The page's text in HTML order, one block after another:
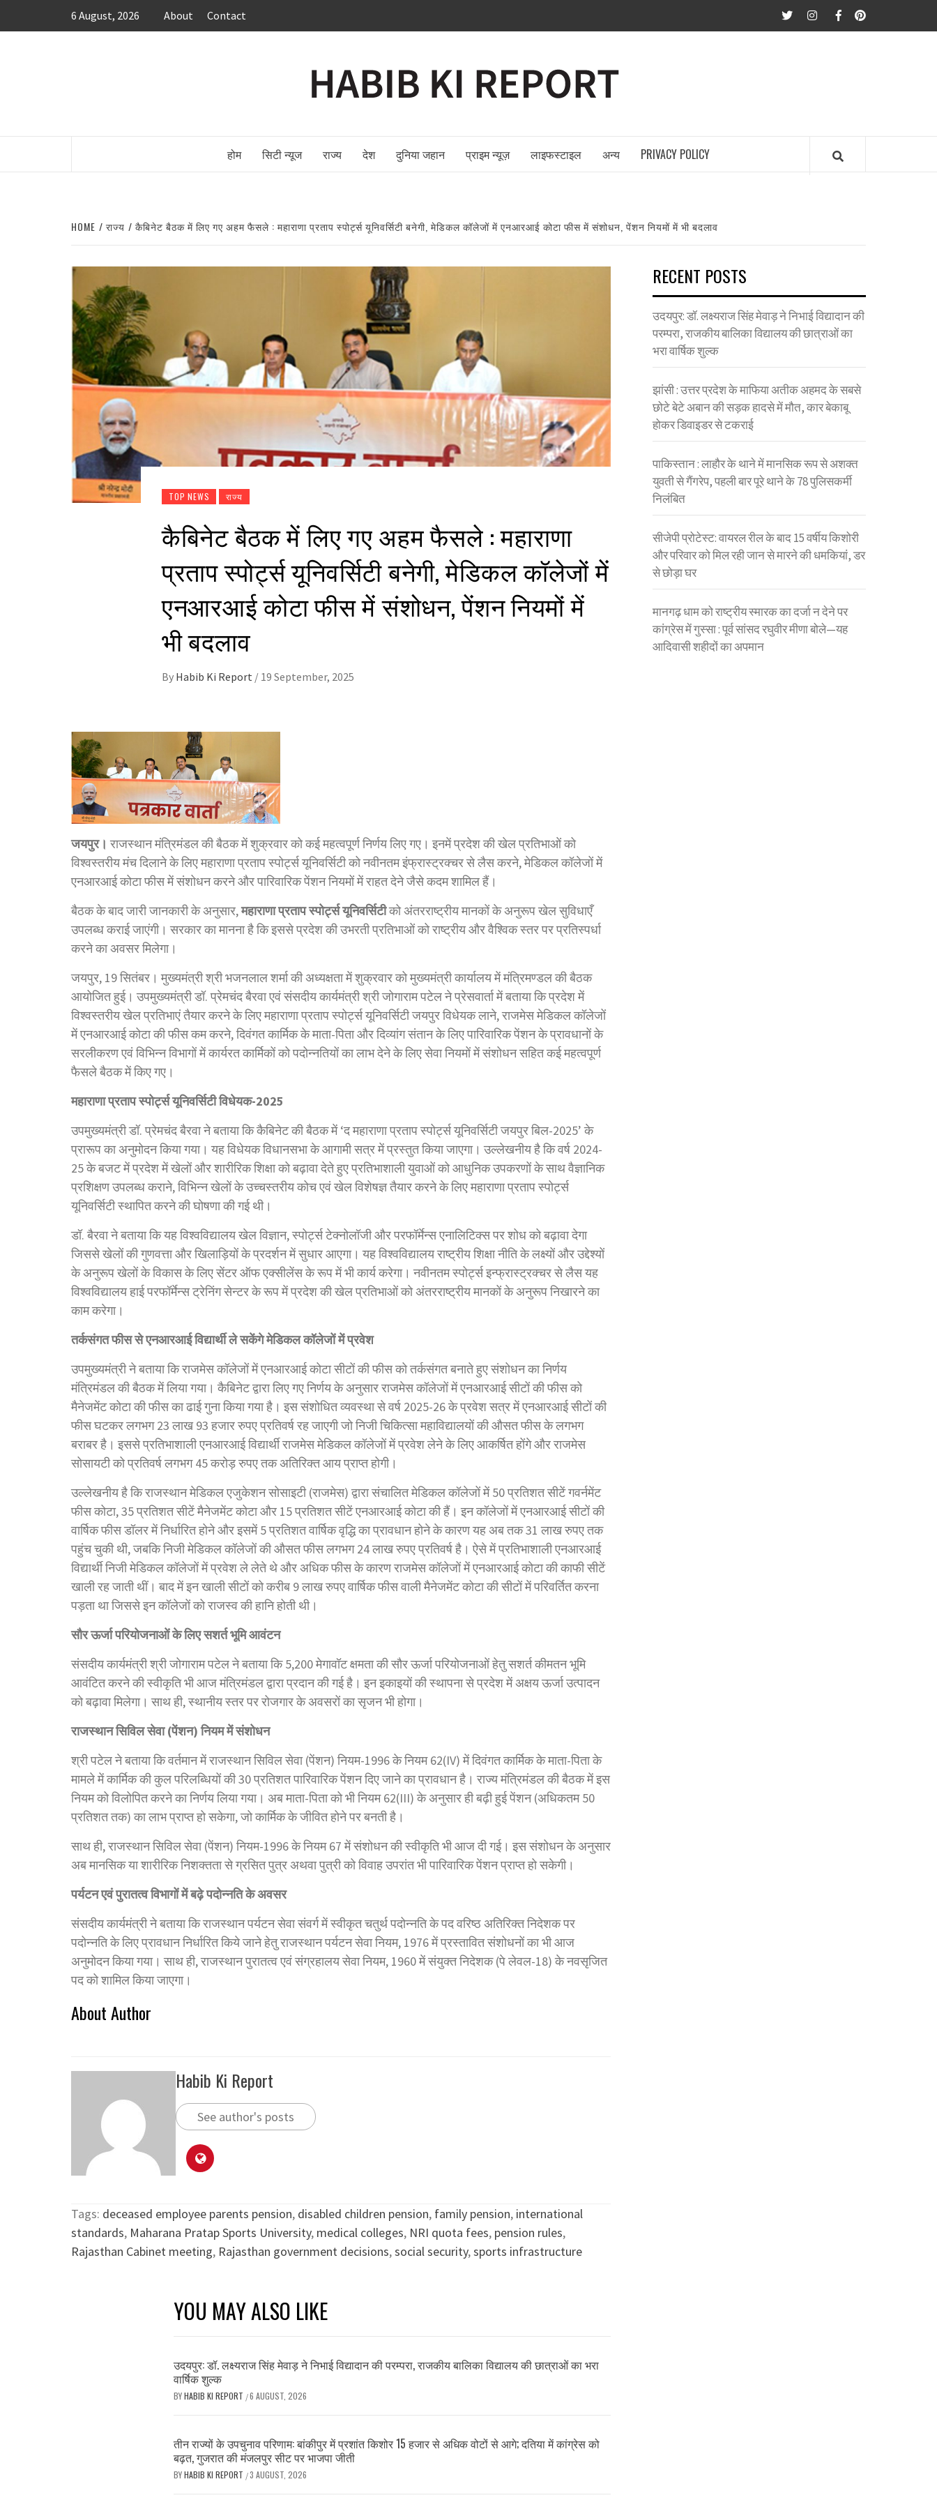
6 August, 2026 About Contact twitterInstagram
FacebookPinterest
होम सिटी न्यूज राज्य देश दुनिया जहान प्राइम न्यूज़ लाइफस्टाइल अन्य PRIVACY POLICY
HOME राज्य कैबिनेट बैठक में लिए गए अहम फैसले : महाराणा प्रताप स्पोर्ट्स यूनिवर्सिटी बनेगी, मेडिकल कॉलेजों में एनआरआई कोटा फीस में संशोधन, पेंशन नियमों में भी बदलाव
TOP NEWS राज्य
कैबिनेट बैठक में लिए गए अहम फैसले : महाराणा
प्रताप स्पोर्ट्स यूनिवर्सिटी बनेगी, मेडिकल कॉलेजों में
एनआरआई कोटा फीस में संशोधन, पेंशन नियमों में
भी बदलाव
By Habib Ki Report / 19 September, 2025
जयपुर। राजस्थान मंत्रिमंडल की बैठक में शुक्रवार को कई महत्वपूर्ण निर्णय लिए गए। इनमें प्रदेश की खेल प्रतिभाओं को
विश्वस्तरीय मंच दिलाने के लिए महाराणा प्रताप स्पोर्ट्स यूनिवर्सिटी को नवीनतम इंफ्रास्ट्रक्चर से लैस करने, मेडिकल कॉलेजों में
एनआरआई कोटा फीस में संशोधन करने और पारिवारिक पेंशन नियमों में राहत देने जैसे कदम शामिल हैं।
बैठक के बाद जारी जानकारी के अनुसार,महाराणा प्रताप स्पोर्ट्स यूनिवर्सिटीको अंतरराष्ट्रीय मानकों के अनुरूप खेल सुविधाएँ
उपलब्ध कराई जाएंगी। सरकार का मानना है कि इससे प्रदेश की उभरती प्रतिभाओं को राष्ट्रीय और वैश्विक स्तर पर प्रतिस्पर्धा
करने का अवसर मिलेगा।
जयपुर, 19 सितंबर। मुख्यमंत्री श्री भजनलाल शर्मा की अध्यक्षता में शुक्रवार को मुख्यमंत्री कार्यालय में मंत्रिमण्डल की बैठक
आयोजित हुई। उपमुख्यमंत्री डॉ. प्रेमचंद बैरवा एवं संसदीय कार्यमंत्री श्री जोगाराम पटेल ने प्रेसवार्ता में बताया कि प्रदेश में
विश्वस्तरीय खेल प्रतिभाएं तैयार करने के लिए महाराणा प्रताप स्पोर्ट्स यूनिवर्सिटी जयपुर विधेयक लाने, राजमेस मेडिकल कॉलेजों
में एनआरआई कोटा की फीस कम करने, दिवंगत कार्मिक के माता-पिता और दिव्यांग संतान के लिए पारिवारिक पेंशन के प्रावधानों के
सरलीकरण एवं विभिन्न विभागों में कार्यरत कार्मिकों को पदोन्नतियों का लाभ देने के लिए सेवा नियमों में संशोधन सहित कई महत्वपूर्ण
फैसले बैठक में किए गए।
महाराणाप्रतापस्पोर्ट्सयूनिवर्सिटीविधेयक-2025
उपमुख्यमंत्री डॉ. प्रेमचंद बैरवा ने बताया कि कैबिनेट की बैठक में ‘द महाराणा प्रताप स्पोर्ट्स यूनिवर्सिटी जयपुर बिल-2025’ के
प्रारूप का अनुमोदन किया गया। यह विधेयक विधानसभा के आगामी सत्र में प्रस्तुत किया जाएगा। उल्लेखनीय है कि वर्ष 2024-
25 के बजट में प्रदेश में खेलों और शारीरिक शिक्षा को बढ़ावा देते हुए प्रतिभाशाली युवाओं को आधुनिक उपकरणों के साथ वैज्ञानिक
प्रशिक्षण उपलब्ध कराने, विभिन्न खेलों के उच्चस्तरीय कोच एवं खेल विशेषज्ञ तैयार करने के लिए महाराणा प्रताप स्पोर्ट्स
यूनिवर्सिटी स्थापित करने की घोषणा की गई थी।
डॉ. बैरवा ने बताया कि यह विश्वविद्यालय खेल विज्ञान, स्पोर्ट्स टेक्नोलॉजी और परफॉर्मेन्स एनालिटिक्स पर शोध को बढ़ावा देगा
जिससे खेलों की गुणवत्ता और खिलाड़ियों के प्रदर्शन में सुधार आएगा। यह विश्वविद्यालय राष्ट्रीय शिक्षा नीति के लक्ष्यों और उद्देश्यों
के अनुरूप खेलों के विकास के लिए सेंटर ऑफ एक्सीलेंस के रूप में भी कार्य करेगा। नवीनतम स्पोर्ट्स इन्फ्रास्ट्रक्चर से लैस यह
विश्वविद्यालय हाई परफॉर्मेन्स ट्रेनिंग सेन्टर के रूप में प्रदेश की खेल प्रतिभाओं को अंतरराष्ट्रीय मानकों के अनुरूप निखारने का
काम करेगा।
तर्कसंगतफीससेएनआरआईविद्यार्थीलेसकेंगेमेडिकलकॉलेजोंमेंप्रवेश
उपमुख्यमंत्री ने बताया कि राजमेस कॉलेजों में एनआरआई कोटा सीटों की फीस को तर्कसंगत बनाते हुए संशोधन का निर्णय
मंत्रिमंडल की बैठक में लिया गया। कैबिनेट द्वारा लिए गए निर्णय के अनुसार राजमेस कॉलेजों में एनआरआई सीटों की फीस को
मैनेजमेंट कोटा की फीस का ढाई गुना किया गया है। इस संशोधित व्यवस्था से वर्ष 2025-26 के प्रवेश सत्र में एनआरआई सीटों की
फीस घटकर लगभग 23 लाख 93 हजार रुपए प्रतिवर्ष रह जाएगी जो निजी चिकित्सा महाविद्यालयों की औसत फीस के लगभग
बराबर है। इससे प्रतिभाशाली एनआरआई विद्यार्थी राजमेस मेडिकल कॉलेजों में प्रवेश लेने के लिए आकर्षित होंगे और राजमेस
सोसायटी को प्रतिवर्ष लगभग 45 करोड़ रुपए तक अतिरिक्त आय प्राप्त होगी।
उल्लेखनीय है कि राजस्थान मेडिकल एजुकेशन सोसाइटी (राजमेस) द्वारा संचालित मेडिकल कॉलेजों में 50 प्रतिशत सीटें गवर्नमेंट
फीस कोटा, 35 प्रतिशत सीटें मैनेजमेंट कोटा और 15 प्रतिशत सीटें एनआरआई कोटा की हैं। इन कॉलेजों में एनआरआई सीटों की
वार्षिक फीस डॉलर में निर्धारित होने और इसमें 5 प्रतिशत वार्षिक वृद्धि का प्रावधान होने के कारण यह अब तक 31 लाख रुपए तक
पहुंच चुकी थी, जबकि निजी मेडिकल कॉलेजों की औसत फीस लगभग 24 लाख रुपए प्रतिवर्ष है। ऐसे में प्रतिभाशाली एनआरआई
विद्यार्थी निजी मेडिकल कॉलेजों में प्रवेश ले लेते थे और अधिक फीस के कारण राजमेस कॉलेजों में एनआरआई कोटा की काफी सीटें
खाली रह जाती थीं। बाद में इन खाली सीटों को करीब 9 लाख रुपए वार्षिक फीस वाली मैनेजमेंट कोटा की सीटों में परिवर्तित करना
पड़ता था जिससे इन कॉलेजों को राजस्व की हानि होती थी।
सौरऊर्जापरियोजनाओंकेलिएसशर्तभूमिआवंटन
संसदीय कार्यमंत्री श्री जोगाराम पटेल ने बताया कि 5,200 मेगावॉट क्षमता की सौर ऊर्जा परियोजनाओं हेतु सशर्त कीमतन भूमि
आवंटित करने की स्वीकृति भी आज मंत्रिमंडल द्वारा प्रदान की गई है। इन इकाइयों की स्थापना से प्रदेश में अक्षय ऊर्जा उत्पादन
को बढ़ावा मिलेगा। साथ ही, स्थानीय स्तर पर रोजगार के अवसरों का सृजन भी होगा।
राजस्थानसिविलसेवा(पेंशन)नियममेंसंशोधन
श्री पटेल ने बताया कि वर्तमान में राजस्थान सिविल सेवा (पेंशन) नियम-1996 के नियम 62(IV) में दिवंगत कार्मिक के माता-पिता के
मामले में कार्मिक की कुल परिलब्धियों की 30 प्रतिशत पारिवारिक पेंशन दिए जाने का प्रावधान है। राज्य मंत्रिमंडल की बैठक में इस
नियम को विलोपित करने का निर्णय लिया गया। अब माता-पिता को भी नियम 62(III) के अनुसार ही बढ़ी हुई पेंशन (अधिकतम 50
प्रतिशत तक) का लाभ प्राप्त हो सकेगा, जो कार्मिक के जीवित होने पर बनती है।
साथ ही, राजस्थान सिविल सेवा (पेंशन) नियम-1996 के नियम 67 में संशोधन की स्वीकृति भी आज दी गई। इस संशोधन के अनुसार
अब मानसिक या शारीरिक निशक्तता से ग्रसित पुत्र अथवा पुत्री को विवाह उपरांत भी पारिवारिक पेंशन प्राप्त हो सकेगी।
पर्यटनएवंपुरातत्वविभागोंमेंबढ़ेपदोन्नतिकेअवसर
संसदीय कार्यमंत्री ने बताया कि राजस्थान पर्यटन सेवा संवर्ग में स्वीकृत चतुर्थ पदोन्नति के पद वरिष्ठ अतिरिक्त निदेशक पर
पदोन्नति के लिए प्रावधान निर्धारित किये जाने हेतु राजस्थान पर्यटन सेवा नियम, 1976 में प्रस्तावित संशोधनों का भी आज
अनुमोदन किया गया। साथ ही, राजस्थान पुरातत्व एवं संग्रहालय सेवा नियम, 1960 में संयुक्त निदेशक (पे लेवल-18) के नवसृजित
पद को शामिल किया जाएगा।
About Author
Habib Ki Report
See author's posts
Tags: deceased employee parents pension, disabled children pension, family pension, international
standards, Maharana Pratap Sports University, medical colleges, NRI quota fees, pension rules,
Rajasthan Cabinet meeting, Rajasthan government decisions,social security,sports infrastructure
YOU MAY ALSO LIKE
उदयपुर: डॉ. लक्ष्यराज सिंह मेवाड़ ने निभाई विद्यादान की परम्परा, राजकीय बालिका विद्यालय की छात्राओं का भरा
वार्षिक शुल्क
BYHABIB KI REPORT /6 AUGUST, 2026
तीन राज्यों के उपचुनाव परिणाम: बांकीपुर में प्रशांत किशोर 15 हजार से अधिक वोटों से आगे; दतिया में कांग्रेस को
बढ़त, गुजरात की मंजलपुर सीट पर भाजपा जीती
BYHABIB KI REPORT /3 AUGUST, 2026
RECENT POSTS
उदयपुर: डॉ. लक्ष्यराज सिंह मेवाड़ ने निभाई विद्यादान की
परम्परा, राजकीय बालिका विद्यालय की छात्राओं का
भरा वार्षिक शुल्क
झांसी : उत्तर प्रदेश के माफिया अतीक अहमद के सबसे
छोटे बेटे अबान की सड़क हादसे में मौत, कार बेकाबू
होकर डिवाइडर से टकराई
पाकिस्तान : लाहौर के थाने में मानसिक रूप से अशक्त
युवती से गैंगरेप, पहली बार पूरे थाने के 78 पुलिसकर्मी
निलंबित
सीजेपी प्रोटेस्ट: वायरल रील के बाद 15 वर्षीय किशोरी
और परिवार को मिल रही जान से मारने की धमकियां, डर
से छोड़ा घर
मानगढ़ धाम को राष्ट्रीय स्मारक का दर्जा न देने पर
कांग्रेस में गुस्सा : पूर्व सांसद रघुवीर मीणा बोले—यह
आदिवासी शहीदों का अपमान